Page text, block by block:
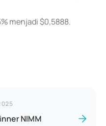
menjadi $0,5888.
NIMM